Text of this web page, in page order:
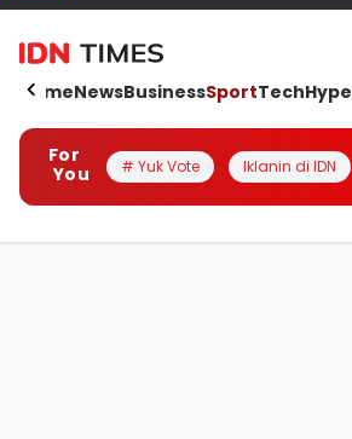
HomeNewsBusinessSportTechHype
For
You
# Yuk Vote Iklanin di IDN